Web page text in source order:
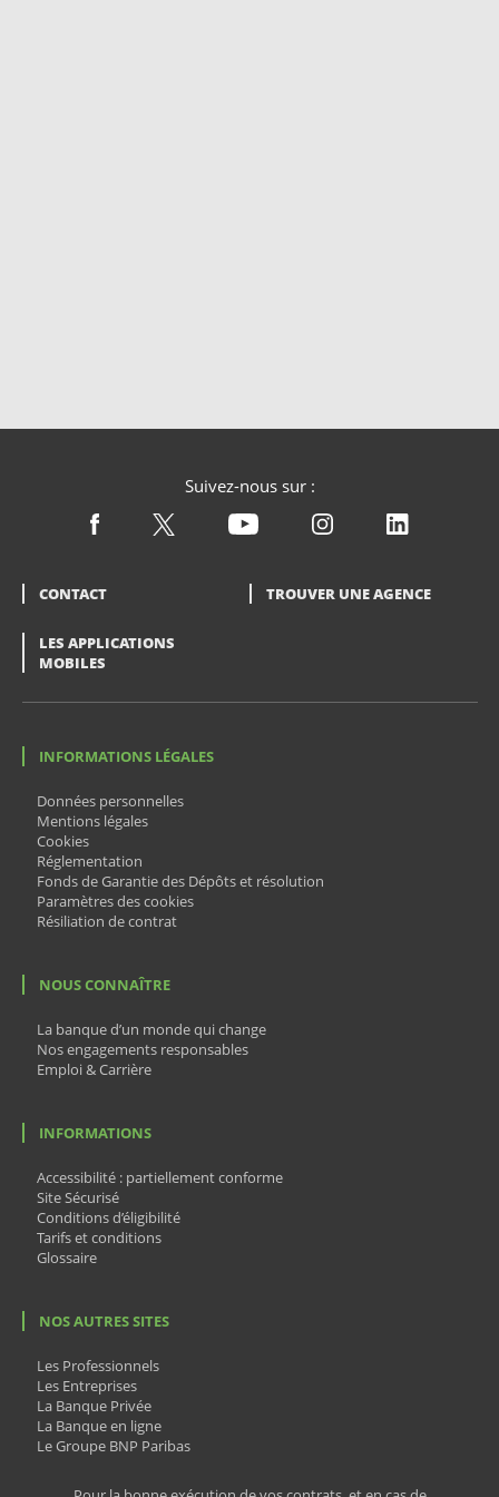
Suivez-nous sur :
CONTACT TROUVER UNE AGENCE
LES APPLICATIONS
MOBILES
INFORMATIONS LÉGALES
Données personnelles
Mentions légales
Cookies
Réglementation
Fonds de Garantie des Dépôts et résolution
Paramètres des cookies
Résiliation de contrat
NOUS CONNAÎTRE
La banque d’un monde qui change
Nos engagements responsables
Emploi & Carrière
INFORMATIONS
Accessibilité : partiellement conforme
Site Sécurisé
Conditions d’éligibilité
Tarifs et conditions
Glossaire
NOS AUTRES SITES
Les Professionnels
Les Entreprises
La Banque Privée
La Banque en ligne
Le Groupe BNP Paribas